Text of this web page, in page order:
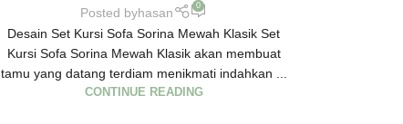
Posted byhasan 0
Desain Set Kursi Sofa Sorina Mewah Klasik Set
Kursi Sofa Sorina Mewah Klasik akan membuat
tamu yang datang terdiam menikmati indahkan ...
CONTINUE READING